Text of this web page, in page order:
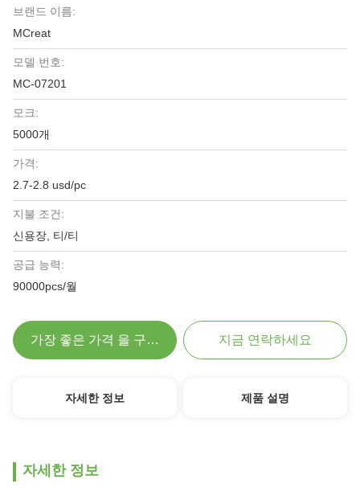
브랜드 이름:
MCreat
모델 번호:
MC-07201
모크:
5000개
가격:
2.7-2.8 usd/pc
지불 조건:
신용장, 티/티
공급 능력:
90000pcs/월
가장 좋은 가격 을 구하라 지금 연락하세요
자세한 정보 제품 설명
자세한 정보